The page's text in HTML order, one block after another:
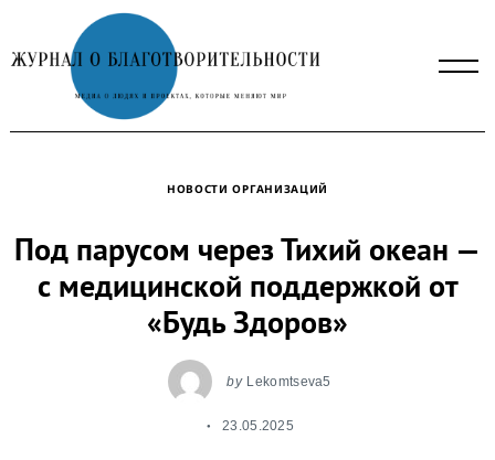
to
content
НОВОСТИ ОРГАНИЗАЦИЙ
Под парусом через Тихий океан —
с медицинской поддержкой от
«Будь Здоров»
by Lekomtseva5
23.05.2025